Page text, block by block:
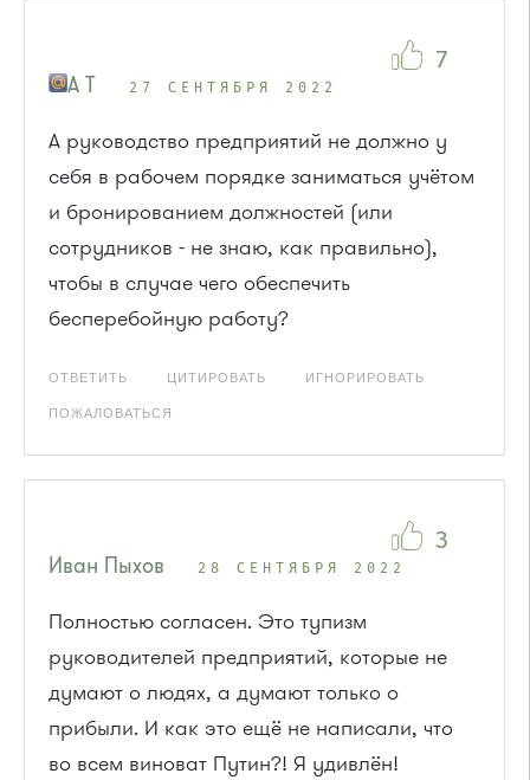
A T 27 СЕНТЯБРЯ 2022
А руководство предприятий не должно у
себя в рабочем порядке заниматься учётом
и бронированием должностей (или
сотрудников - не знаю, как правильно),
чтобы в случае чего обеспечить
бесперебойную работу?
ОТВЕТИТЬ ЦИТИРОВАТЬ ИГНОРИРОВАТЬ
ПОЖАЛОВАТЬСЯ
7
Иван Пыхов 28 СЕНТЯБРЯ 2022
Полностью согласен. Это тупизм
руководителей предприятий, которые не
думают о людях, а думают только о
прибыли. И как это ещё не написали, что
во всем виноват Путин?! Я удивлён!
3